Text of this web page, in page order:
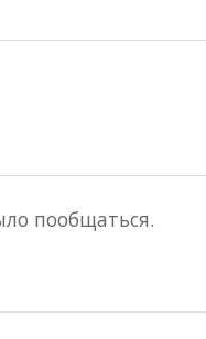
пообщаться.